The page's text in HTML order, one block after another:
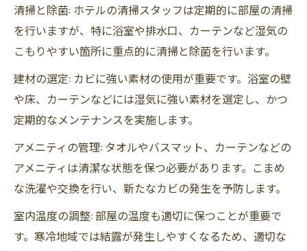
清掃と除菌: ホテルの清掃スタッフは定期的に部屋の清掃
を行いますが、特に浴室や排水口、カーテンなど湿気の
こもりやすい箇所に重点的に清掃と除菌を行います。
建材の選定: カビに強い素材の使用が重要です。浴室の壁
や床、カーテンなどには湿気に強い素材を選定し、かつ
定期的なメンテナンスを実施します。
アメニティの管理: タオルやバスマット、カーテンなどの
アメニティは清潔な状態を保つ必要があります。こまめ
な洗濯や交換を行い、新たなカビの発生を予防します。
室内温度の調整: 部屋の温度も適切に保つことが重要で
す。寒冷地域では結露が発生しやすくなるため、適切な